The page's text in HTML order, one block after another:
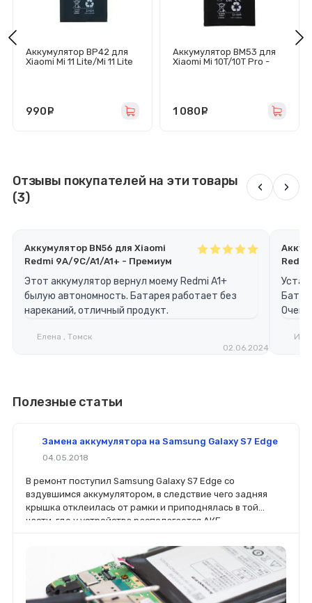
Аккумулятор BP42 для
Xiaomi Mi 11 Lite/Mi 11 Lite
990
Аккумулятор BM53 для
Xiaomi Mi 10T/10T Pro -
1 080
Отзывы покупателей на эти товары
(3)
‹ ›
Аккумулятор BN56 для Xiaomi
Redmi 9A/9C/A1/A1+ - Премиум
Этот аккумулятор вернул моему Redmi A1+
былую автономность. Батарея работает без
нареканий, отличный продукт.
Елена , Томск
02.06.2024
Очень
Полезные статьи
Замена аккумулятора на Samsung Galaxy S7 Edge
04.05.2018
В ремонт поступил Samsung Galaxy S7 Edge со
вздувшимся аккумулятором, в следствие чего задняя
крышка отклеилась от рамки и приподнялась в той
части, где у устройства располагается АКБ.